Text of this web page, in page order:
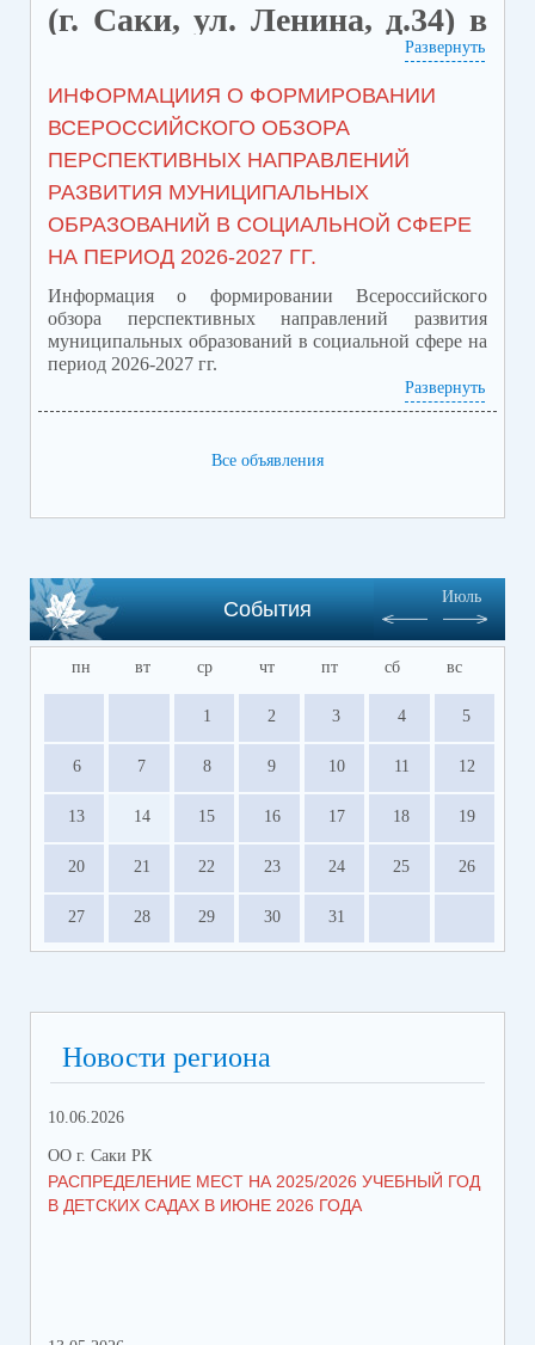
(г. Саки, ул. Ленина, д.34) в
целях защиты и
восстановления прав
участников специальной
военной операции 14.05.2026
запланировано проведение
личного приема участников
СВО и членов их семей!
Развернуть
ИНФОРМАЦИИЯ О ФОРМИРОВАНИИ
ВСЕРОССИЙСКОГО ОБЗОРА
ПЕРСПЕКТИВНЫХ НАПРАВЛЕНИЙ
РАЗВИТИЯ МУНИЦИПАЛЬНЫХ
ОБРАЗОВАНИЙ В СОЦИАЛЬНОЙ СФЕРЕ
НА ПЕРИОД 2026-2027 ГГ.
Информация о формировании Всероссийского
обзора перспективных направлений развития
муниципальных образований в социальной сфере на
период 2026-2027 гг.
Приложение обзор перспектив.pdf(скачать)
Развернуть
Все объявления
События
Июль
пн вт ср чт пт сб вс
1 2 3 4 5
6 7 8 9 10 11 12
13 14 15 16 17 18 19
20 21 22 23 24 25 26
27 28 29 30 31
Новости региона
10.06.2026
ОО г. Саки РК
РАСПРЕДЕЛЕНИЕ МЕСТ НА 2025/2026 УЧЕБНЫЙ ГОД
В ДЕТСКИХ САДАХ В ИЮНЕ 2026 ГОДА